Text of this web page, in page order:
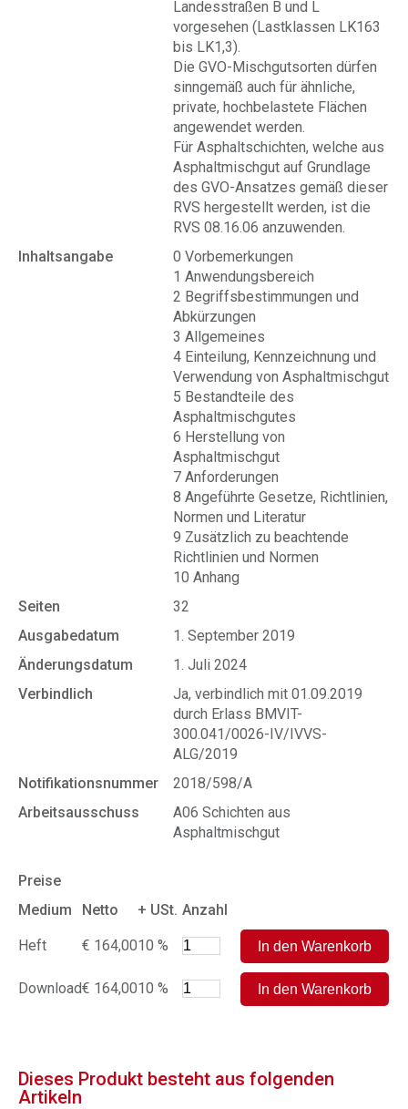
Landesstraßen B und L
vorgesehen (Lastklassen LK163
bis LK1,3).
Die GVO-Mischgutsorten dürfen
sinngemäß auch für ähnliche,
private, hochbelastete Flächen
angewendet werden.
Für Asphaltschichten, welche aus
Asphaltmischgut auf Grundlage
des GVO-Ansatzes gemäß dieser
RVS hergestellt werden, ist die
RVS 08.16.06 anzuwenden.
Inhaltsangabe
0 Vorbemerkungen
1 Anwendungsbereich
2 Begriffsbestimmungen und
Abkürzungen
3 Allgemeines
4 Einteilung, Kennzeichnung und
Verwendung von Asphaltmischgut
5 Bestandteile des
Asphaltmischgutes
6 Herstellung von
Asphaltmischgut
7 Anforderungen
8 Angeführte Gesetze, Richtlinien,
Normen und Literatur
9 Zusätzlich zu beachtende
Richtlinien und Normen
10 Anhang
Seiten
32
Ausgabedatum
1. September 2019
Änderungsdatum
1. Juli 2024
Verbindlich
Ja, verbindlich mit 01.09.2019
durch Erlass BMVIT-
300.041/0026-IV/IVVS-
ALG/2019
Notifikationsnummer
2018/598/A
Arbeitsausschuss
A06 Schichten aus
Asphaltmischgut
Preise
Medium
Netto + USt. Anzahl
Heft € 164,0010 %
Download€ 164,0010 %
Dieses Produkt besteht aus folgenden
Artikeln